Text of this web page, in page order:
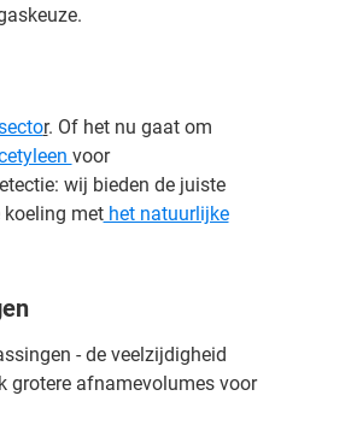
r. Of het nu gaat om
voor
wij bieden de juiste
methet natuurlijke
- de veelzijdigheid
grotere afnamevolumes voor